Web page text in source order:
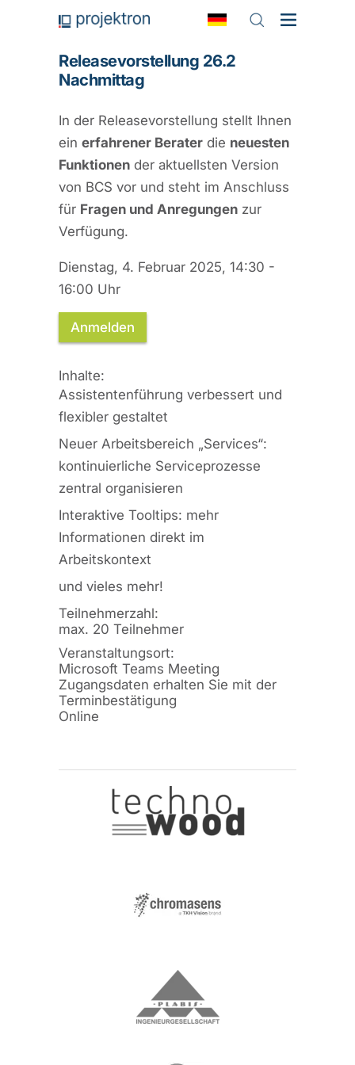
Releasevorstellung 26.2
Nachmittag
In der Releasevorstellung stellt Ihnen
ein erfahrener Berater die neuesten
Funktionen der aktuellsten Version
von BCS vor und steht im Anschluss
für Fragen und Anregungen zur
Verfügung.
Dienstag, 4. Februar 2025, 14:30 -
16:00 Uhr
Anmelden
Inhalte:
Assistentenführung verbessert und
flexibler gestaltet
Neuer Arbeitsbereich „Services“:
kontinuierliche Serviceprozesse
zentral organisieren
Interaktive Tooltips: mehr
Informationen direkt im
Arbeitskontext
und vieles mehr!
Teilnehmerzahl:
max. 20 Teilnehmer
Veranstaltungsort:
Microsoft Teams Meeting
Zugangsdaten erhalten Sie mit der
Terminbestätigung
Online